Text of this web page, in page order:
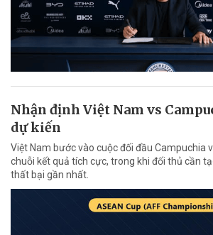
Nhận định Việt Nam vs
dự kiến
Việt Nam bước vào cuộc đối đầu Campuchia
chuỗi kết quả tích cực, trong khi đối thủ cần
thất bại gần nhất.